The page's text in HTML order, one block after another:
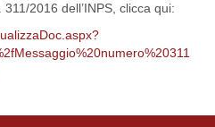
2016 dell’INPS, clicca qui: